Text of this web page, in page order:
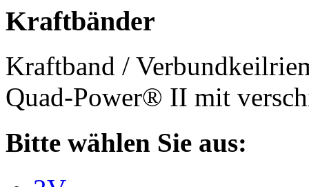
Kraftbänder
Kraftband /
Quad-Power® II mit
Bitte wählen Sie aus: